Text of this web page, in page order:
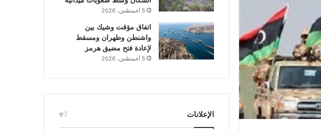
5 أغسطس، 2026
اتفاق مؤقت وشيك بين
واشنطن وطهران ومسقط
لإعادة فتح مضيق هرمز
5 أغسطس، 2026
الإعلانات